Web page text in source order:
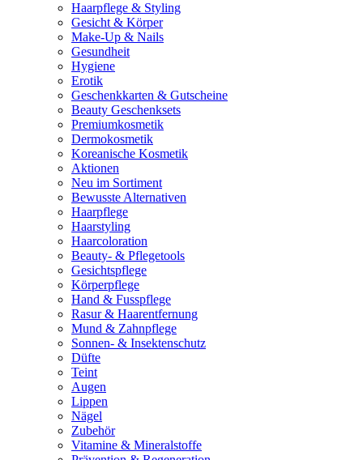
Haarpflege & Styling
Gesicht & Körper
Make-Up & Nails
Gesundheit
Hygiene
Erotik
Geschenkkarten & Gutscheine
Beauty Geschenksets
Premiumkosmetik
Dermokosmetik
Koreanische Kosmetik
Aktionen
Neu im Sortiment
Bewusste Alternativen
Haarpflege
Haarstyling
Haarcoloration
Beauty- & Pflegetools
Gesichtspflege
Körperpflege
Hand & Fusspflege
Rasur & Haarentfernung
Mund & Zahnpflege
Sonnen- & Insektenschutz
Düfte
Teint
Augen
Lippen
Nägel
Zubehör
Vitamine & Mineralstoffe